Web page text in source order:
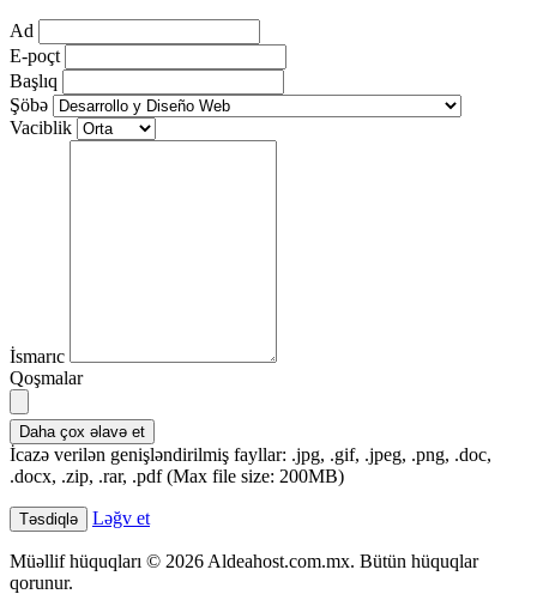
Ad
E-poçt
Başlıq
Şöbə
Vaciblik
İsmarıc
Qoşmalar
Daha çox əlavə et
İcazə verilən genişləndirilmiş fayllar: .jpg, .gif, .jpeg, .png, .doc,
.docx, .zip, .rar, .pdf (Max file size: 200MB)
Ləğv et
Müəllif hüquqları © 2026 Aldeahost.com.mx. Bütün hüquqlar
qorunur.